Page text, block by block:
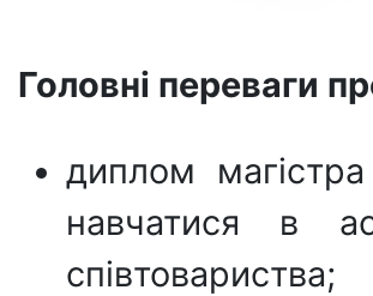
Головні переваги
диплом
навчатися в
співтовариства;